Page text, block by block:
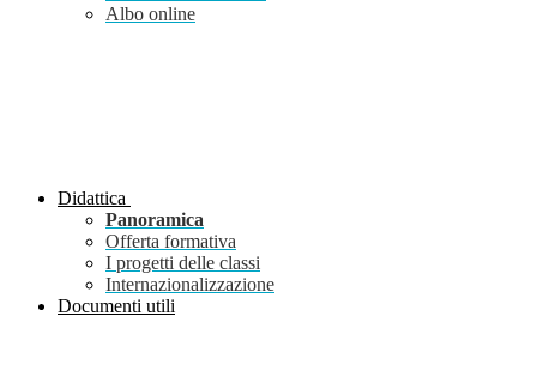
Albo online
Didattica
Panoramica
Offerta formativa
I progetti delle classi
Internazionalizzazione
Documenti utili